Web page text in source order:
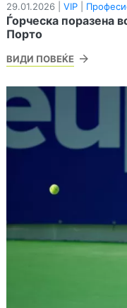
29.01.2026 | VIP
Ѓорческа поразена
Порто
ВИДИ ПОВЕЌЕ